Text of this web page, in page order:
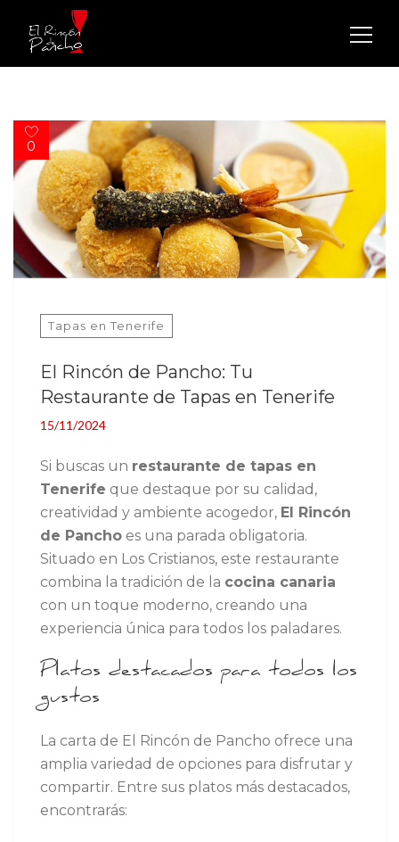
Buscar:
0
Tapas en Tenerife
El Rincón de Pancho: Tu
Restaurante de Tapas en Tenerife
15/11/2024
Si buscas un restaurante de tapas en
Tenerife que destaque por su calidad,
creatividad y ambiente acogedor, El Rincón
de Pancho es una parada obligatoria.
Situado en Los Cristianos, este restaurante
combina la tradición de la cocina canaria
con un toque moderno, creando una
experiencia única para todos los paladares.
Platos destacados para todos los
gustos
La carta de El Rincón de Pancho ofrece una
amplia variedad de opciones para disfrutar y
compartir. Entre sus platos más destacados,
encontrarás: